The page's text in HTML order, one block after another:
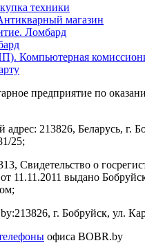
техники
магазин
Ломбард
Компьютерная
предприятие по
адрес: 213826, Беларусь, г.
25;
Свидетельство о
11.11.2011 выдано
213826, г. Бобруйск, ул.
офиса BOBR.by